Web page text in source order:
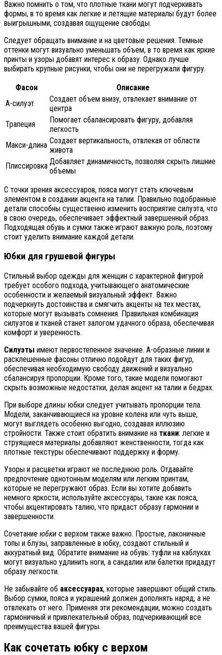
Важно помнить о том, что плотные ткани могут подчеркивать
формы, в то время как легкие и летящие материалы будут более
выигрышными, создавая ощущение свободы.
Следует обращать внимание и на цветовые решения. Темные
оттенки могут визуально уменьшать объем, в то время как яркие
принты и узоры добавят интерес к образу. Однако лучше
выбирать крупные рисунки, чтобы они не перегружали фигуру.
Фасон
Описание
А-силуэт
Создает объем внизу, отвлекает внимание от
центра
Трапеция
Помогает сбалансировать фигуру, добавляя
легкость
Макси-длина Создает вертикальность, отвлекая от области
живота
Плиссировка Добавляет динамичность, позволяя скрыть лишние
объемы
С точки зрения аксессуаров, пояса могут стать ключевым
элементом в создании акцента на талии. Правильно подобранные
детали способны существенно изменить восприятие силуэта, что
в свою очередь, обеспечивает эффектный завершенный образ.
Подходящая обувь и сумки также играют важную роль, поэтому
стоит уделить внимание каждой детали.
Юбки для грушевой фигуры
Стильный выбор одежды для женщин с характерной фигурой
требует особого подхода, учитывающего анатомические
особенности и желаемый визуальный эффект. Важно
подчеркнуть достоинства и смягчить акценты на тех местах,
которые могут вызывать сомнения. Правильная комбинация
силуэтов и тканей станет залогом удачного образа, обеспечивая
комфорт и уверенность.
Силуэты имеют первостепенное значение. A-образные линии и
расклешенные фасоны отлично подойдут для таких фигур,
обеспечивая необходимую свободу движений и визуально
сбалансируя пропорции. Кроме того, такие модели помогают
скрыть возможные недостатки, делая акцент на талии и бедрах.
При выборе длины юбки следует учитывать пропорции тела.
Модели, заканчивающиеся на уровне колена или чуть выше,
могут выглядеть особенно выгодно, создавая иллюзию
стройности. Также стоит обратить внимание на ткани: легкие и
струящиеся материалы добавляют женственности, тогда как
плотные текстуры обеспечивают поддержку и форму.
Узоры и расцветки играют не последнюю роль. Отдавайте
предпочтение однотонным моделям или легким принтам,
которые не перегружают образ. Если вы хотите добавить
немного яркости, используйте аксессуары, такие как пояса,
чтобы акцентировать талию, что придаст образу гармонии и
завершенности.
Сочетание юбки с верхом также важно. Простые, лаконичные
топы и блузы, заправленные в юбку, создают стильный и
аккуратный вид. Обратите внимание на обувь: туфли на каблуках
могут визуально удлинить ноги, а сандалии или балетки придадут
образу легкости.
Не забывайте об аксессуарах, которые завершают общий стиль.
Выбор сумки, пояса и украшений должен дополнять наряд, а не
отвлекать от него. Применяя эти рекомендации, можно создать
гармоничный и привлекательный образ, подчеркивающий все
преимущества вашей фигуры.
Как сочетать юбку с верхом